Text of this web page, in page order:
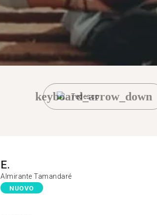
Tedesco
keyboard_arrow_down
E.
Almirante Tamandaré
NUOVO